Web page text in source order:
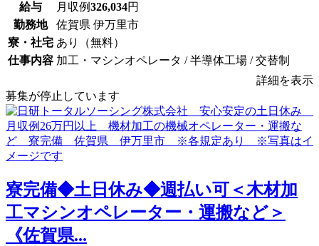
給与 月収例326,034円
勤務地
佐賀県 伊万里市
寮・社宅 あり（無料）
仕事内容 加工・マシンオペレータ / 半導体工場 / 交替制
詳細を表示
募集が停止しています
寮完備◆土日休み◆週払い可＜木材加
工マシンオペレーター・運搬など＞
《佐賀県...